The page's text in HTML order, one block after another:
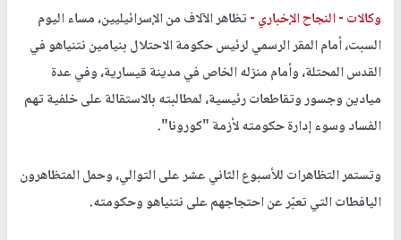
وكالات -النجاح الإخباري -تظاهر الآلاف من الإسرائيليين، مساء اليوم
السبت، أمام المقر الرسمي لرئيس حكومة الاحتلال بنيامين نتنياهو في
القدس المحتلة، وأمام منزله الخاص في مدينة قيسارية، وفي عدة
ميادين وجسور وتقاطعات رئيسية، لمطالبته بالاستقالة على خلفية تهم
الفساد وسوء إدارة حكومته لأزمة "كورونا".
وتستمر التظاهرات للأسبوع الثاني عشر على التوالي، وحمل المتظاهرون
اليافطات التي تعبّر عن احتجاجهم على نتنياهو وحكومته.